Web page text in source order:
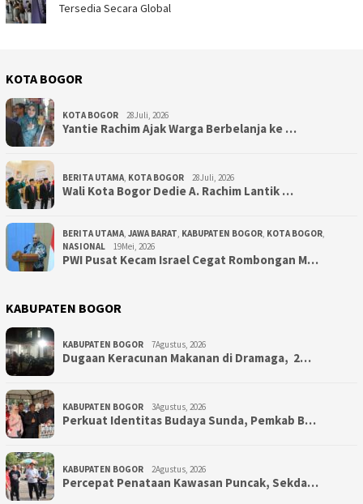
Tersedia Secara Global
KOTA BOGOR
KOTA BOGOR 28Juli, 2026
‎Yantie Rachim Ajak Warga Berbelanja ke …
BERITA UTAMA, KOTA BOGOR 28Juli, 2026
‎Wali Kota Bogor Dedie A. Rachim Lantik …
BERITA UTAMA, JAWA BARAT, KABUPATEN BOGOR, KOTA BOGOR,
NASIONAL
19Mei, 2026
PWI Pusat Kecam Israel Cegat Rombongan M…
KABUPATEN BOGOR
KABUPATEN BOGOR 7Agustus, 2026
‎Dugaan Keracunan Makanan di Dramaga, 2…
KABUPATEN BOGOR 3Agustus, 2026
Perkuat Identitas Budaya Sunda, Pemkab B…
KABUPATEN BOGOR 2Agustus, 2026
‎Percepat Penataan Kawasan Puncak, Sekda…